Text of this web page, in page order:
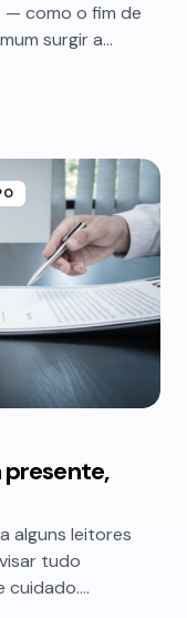
— como o fim de
surgir a…
presente,
alguns leitores
tudo
cuidado.…